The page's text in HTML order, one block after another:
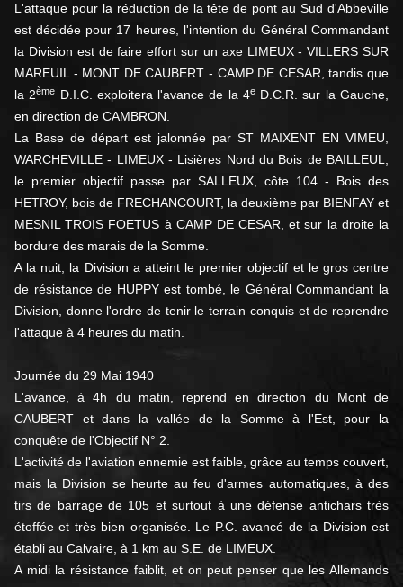
L'attaque pour la réduction de la tête de pont au Sud d'Abbeville
est décidée pour 17 heures, l'intention du Général Commandant
la Division est de faire effort sur un axe LIMEUX - VILLERS SUR
MAREUIL - MONT DE CAUBERT - CAMP DE CESAR, tandis que
la 2ème D.I.C. exploitera l'avance de la 4eD.C.R. sur la Gauche,
en direction de CAMBRON.
La Base de départ est jalonnée par ST MAIXENT EN VIMEU,
WARCHEVILLE - LIMEUX - Lisières Nord du Bois de BAILLEUL,
le premier objectif passe par SALLEUX, côte 104 - Bois des
HETROY, bois de FRECHANCOURT, la deuxième par BIENFAY et
MESNIL TROIS FOETUS à CAMP DE CESAR, et sur la droite la
bordure des marais de la Somme.
A la nuit, la Division a atteint le premier objectif et le gros centre
de résistance de HUPPY est tombé, le Général Commandant la
Division, donne l'ordre de tenir le terrain conquis et de reprendre
l'attaque à 4 heures du matin.
Journée du 29 Mai 1940
L'avance, à 4h du matin, reprend en direction du Mont de
CAUBERT et dans la vallée de la Somme à l'Est, pour la
conquête de l'Objectif N° 2.
L'activité de l'aviation ennemie est faible, grâce au temps couvert,
mais la Division se heurte au feu d'armes automatiques, à des
tirs de barrage de 105 et surtout à une défense antichars très
étoffée et très bien organisée. Le P.C. avancé de la Division est
établi au Calvaire, à 1 km au S.E. de LIMEUX.
A midi la résistance faiblit, et on peut penser que les Allemands